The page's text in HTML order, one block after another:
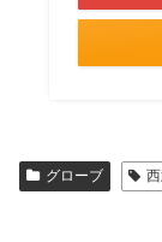
グローブ